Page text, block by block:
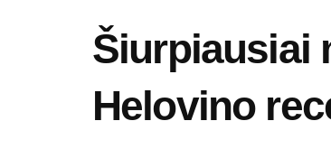
Šiurpiausiai
Helovino